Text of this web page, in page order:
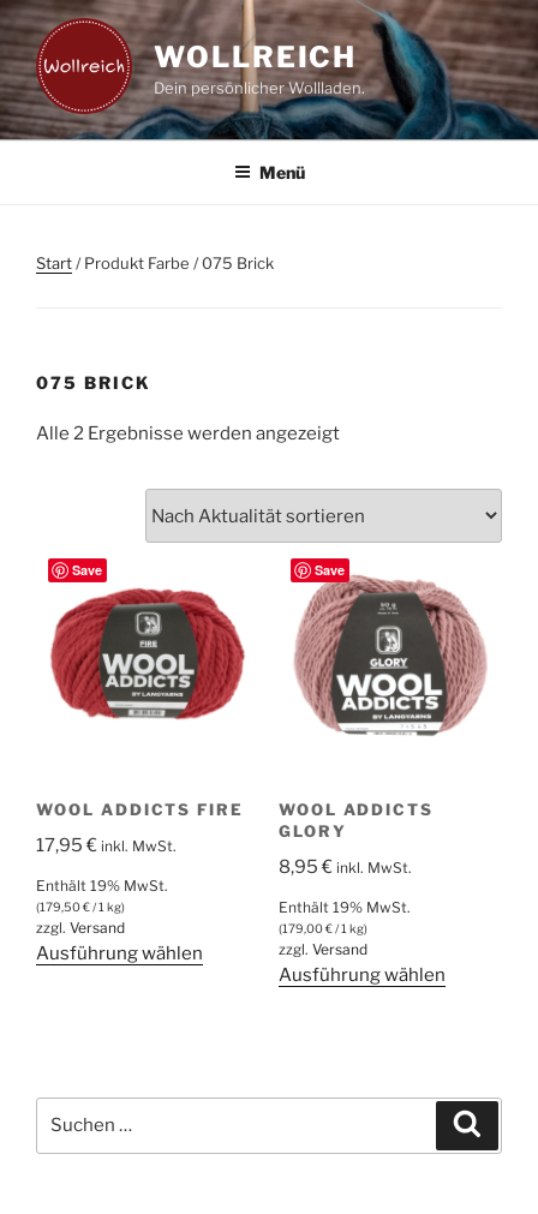
Zum
Inhalt
springen
WOLLREICH
Dein persönlicher Wollladen.
Menü
Start/ Produkt Farbe / 075 Brick
075 BRICK
Alle 2 Ergebnisse werden angezeigtNach
sortiert
Save
WOOL ADDICTS FIRE
17,95€ inkl. MwSt.
Enthält 19% MwSt.
(179,50€/ 1 kg)
zzgl. Versand
Ausführung wählen
auf.
Optionen
Save
WOOL ADDICTS
GLORY
8,95€ inkl. MwSt.
Enthält 19% MwSt.
(179,00€/ 1 kg)
zzgl. Versand
Ausführung wählenDieses
auf.
Die
nach: